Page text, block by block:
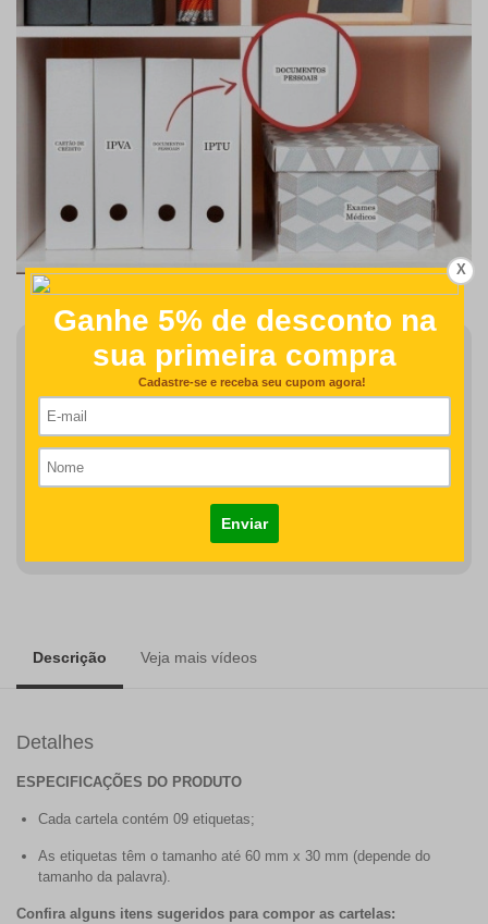
Finalizar Pedido
Detalhes como centralização e proporção de tamanho do
desenho/nome serão revisados na produção do seu pedido
Descrição Veja mais vídeos
Detalhes
ESPECIFICAÇÕES DO PRODUTO
Cada cartela contém 09 etiquetas;
As etiquetas têm o tamanho até 60 mm x 30 mm (depende do
tamanho da palavra).
Confira alguns itens sugeridos para compor as cartelas:
X